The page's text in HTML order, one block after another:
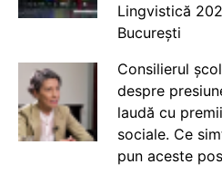
Lingvistică
București
Consilierul
despre
laudă cu
sociale. Ce
pun aceste